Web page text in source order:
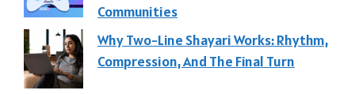
Communities
Why Two-Line Shayari Works: Rhythm,
Compression, And The Final Turn